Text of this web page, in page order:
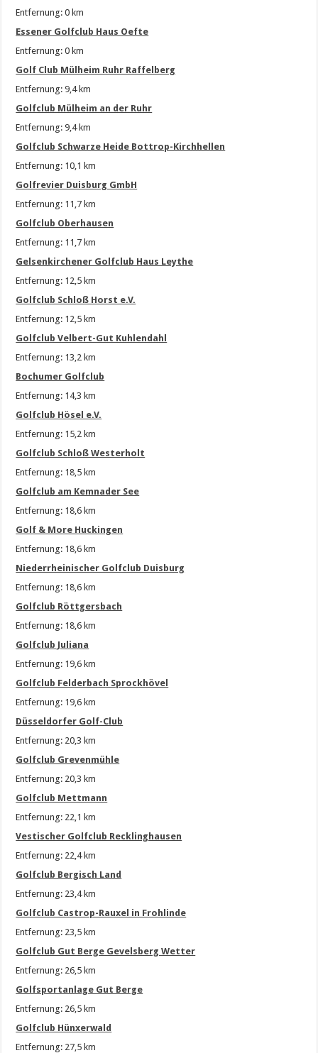
Entfernung: 0 km
Essener Golfclub Haus Oefte
Entfernung: 0 km
Golf Club Mülheim Ruhr Raffelberg
Entfernung: 9,4 km
Golfclub Mülheim an der Ruhr
Entfernung: 9,4 km
Golfclub Schwarze Heide Bottrop-Kirchhellen
Entfernung: 10,1 km
Golfrevier Duisburg GmbH
Entfernung: 11,7 km
Golfclub Oberhausen
Entfernung: 11,7 km
Gelsenkirchener Golfclub Haus Leythe
Entfernung: 12,5 km
Golfclub Schloß Horst e.V.
Entfernung: 12,5 km
Golfclub Velbert-Gut Kuhlendahl
Entfernung: 13,2 km
Bochumer Golfclub
Entfernung: 14,3 km
Golfclub Hösel e.V.
Entfernung: 15,2 km
Golfclub Schloß Westerholt
Entfernung: 18,5 km
Golfclub am Kemnader See
Entfernung: 18,6 km
Golf & More Huckingen
Entfernung: 18,6 km
Niederrheinischer Golfclub Duisburg
Entfernung: 18,6 km
Golfclub Röttgersbach
Entfernung: 18,6 km
Golfclub Juliana
Entfernung: 19,6 km
Golfclub Felderbach Sprockhövel
Entfernung: 19,6 km
Düsseldorfer Golf-Club
Entfernung: 20,3 km
Golfclub Grevenmühle
Entfernung: 20,3 km
Golfclub Mettmann
Entfernung: 22,1 km
Vestischer Golfclub Recklinghausen
Entfernung: 22,4 km
Golfclub Bergisch Land
Entfernung: 23,4 km
Golfclub Castrop-Rauxel in Frohlinde
Entfernung: 23,5 km
Golfclub Gut Berge Gevelsberg Wetter
Entfernung: 26,5 km
Golfsportanlage Gut Berge
Entfernung: 26,5 km
Golfclub Hünxerwald
Entfernung: 27,5 km